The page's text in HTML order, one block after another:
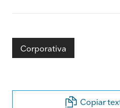
Corporativa
Copiar